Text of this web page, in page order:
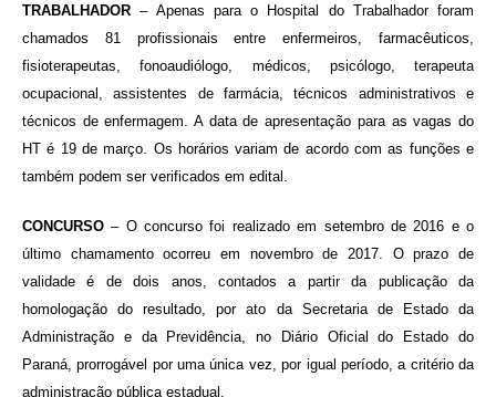
TRABALHADOR – Apenas para o Hospital do Trabalhador foram
chamados 81 profissionais entre enfermeiros, farmacêuticos,
fisioterapeutas, fonoaudiólogo, médicos, psicólogo, terapeuta
ocupacional, assistentes de farmácia, técnicos administrativos e
técnicos de enfermagem. A data de apresentação para as vagas do
HT é 19 de março. Os horários variam de acordo com as funções e
também podem ser verificados em edital.
CONCURSO – O concurso foi realizado em setembro de 2016 e o
último chamamento ocorreu em novembro de 2017. O prazo de
validade é de dois anos, contados a partir da publicação da
homologação do resultado, por ato da Secretaria de Estado da
Administração e da Previdência, no Diário Oficial do Estado do
Paraná, prorrogável por uma única vez, por igual período, a critério da
administração pública estadual.